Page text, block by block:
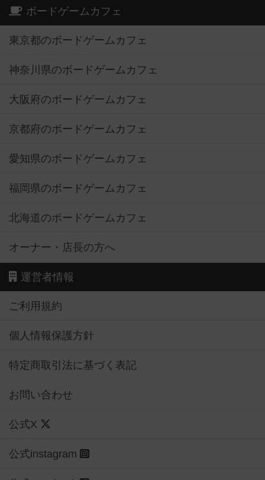
ボードゲームカフェ
東京都のボードゲームカフェ
神奈川県のボードゲームカフェ
大阪府のボードゲームカフェ
京都府のボードゲームカフェ
愛知県のボードゲームカフェ
福岡県のボードゲームカフェ
北海道のボードゲームカフェ
オーナー・店長の方へ
運営者情報
ご利用規約
個人情報保護方針
特定商取引法に基づく表記
お問い合わせ
公式X
公式instagram